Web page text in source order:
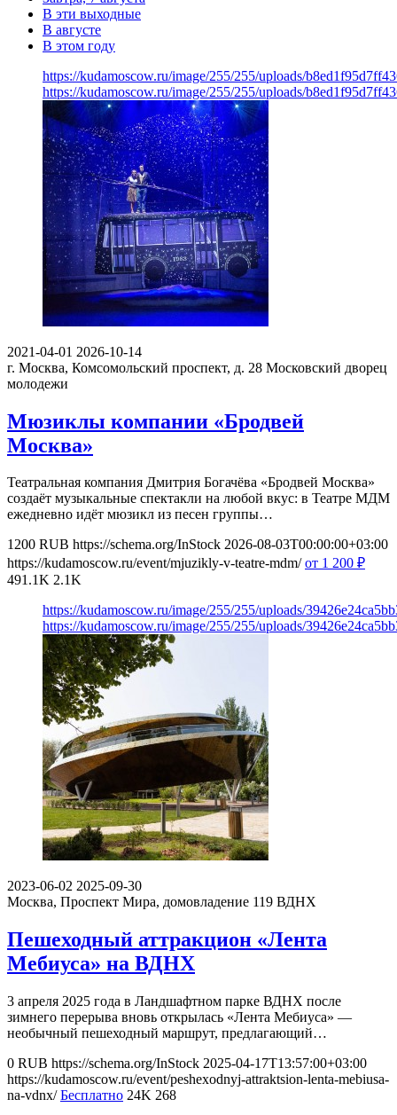
В эти выходные
В августе
В этом году
https://kudamoscow.ru/image/255/255/uploads/
https://kudamoscow.ru/image/255/255/uploads/
2021-04-01 2026-10-14
г. Москва, Комсомольский проспект, д. 28 Московский дворец
молодежи
Мюзиклы компании «Бродвей
Москва»
Театральная компания Дмитрия Богачёва «Бродвей Москва»
создаёт музыкальные спектакли на любой вкус: в Театре МДМ
ежедневно идёт мюзикл из песен группы…
1200 RUB https://schema.org/InStock 2026-08-03T00:00:00+03:00
https://kudamoscow.ru/event/mjuzikly-v-teatre-mdm/ от 1 200 ₽
491.1K 2.1K
https://kudamoscow.ru/image/255/255/uploads/
https://kudamoscow.ru/image/255/255/uploads/
2023-06-02 2025-09-30
Москва, Проспект Мира, домовладение 119 ВДНХ
Пешеходный аттракцион «Лента
Мебиуса» на ВДНХ
3 апреля 2025 года в Ландшафтном парке ВДНХ после
зимнего перерыва вновь открылась «Лента Мебиуса» ―
необычный пешеходный маршрут, предлагающий…
0 RUB https://schema.org/InStock 2025-04-17T13:57:00+03:00
https://kudamoscow.ru/event/peshexodnyj-attraktsion-lenta-mebiusa-
na-vdnx/ Бесплатно 24K 268